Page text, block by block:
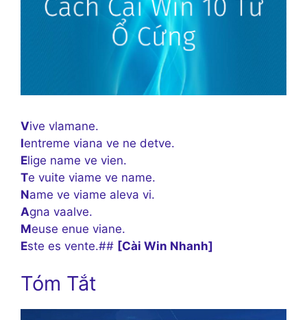
Vive vlamane.
Ientreme viana ve ne detve.
Elige name ve vien.
Te vuite viame ve name.
Name ve viame aleva vi.
Agna vaalve.
Meuse enue viane.
Este es vente.## [Cài Win Nhanh]
Tóm Tắt